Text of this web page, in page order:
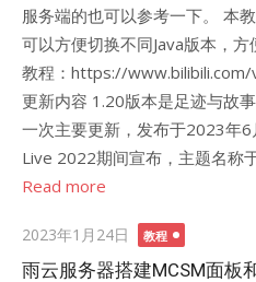
服务端的也可以参考一下。 本
可以方便切换不同Java版本，
教程：https://
更新内容 1.20版本是足迹与故
一次主要更新，发布于2023年
Live 2022期间宣布，主题名称
Read more
Posted
on
2023年1月24日 教程
雨云服务器搭建MCSM面板